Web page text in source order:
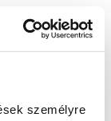
személyre